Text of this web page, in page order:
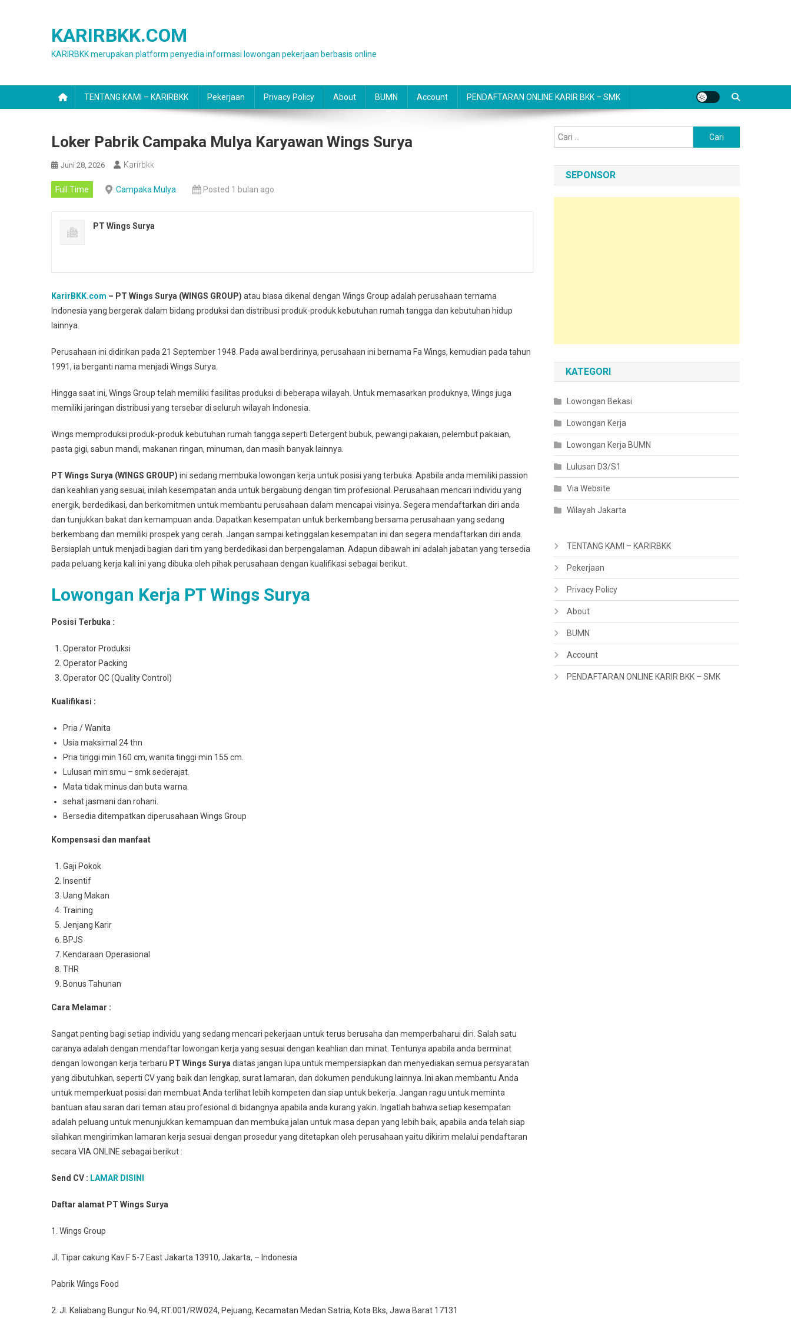
KARIRBKK.COM
KARIRBKK merupakan platform penyedia informasi lowongan pekerjaan berbasis online
TENTANG KAMI – KARIRBKK Pekerjaan Privacy Policy About BUMN Account PENDAFTARAN ONLINE KARIR BKK – SMK
Loker Pabrik Campaka Mulya Karyawan Wings Surya
Juni 28, 2026 Karirbkk
Full Time Campaka Mulya Posted 1 bulan ago
PT Wings Surya
KarirBKK.com – PT Wings Surya (WINGS GROUP) atau biasa dikenal dengan Wings Group adalah perusahaan ternama
Indonesia yang bergerak dalam bidang produksi dan distribusi produk-produk kebutuhan rumah tangga dan kebutuhan hidup
lainnya.
Perusahaan ini didirikan pada 21 September 1948. Pada awal berdirinya, perusahaan ini bernama Fa Wings, kemudian pada tahun
1991, ia berganti nama menjadi Wings Surya.
Hingga saat ini, Wings Group telah memiliki fasilitas produksi di beberapa wilayah. Untuk memasarkan produknya, Wings juga
memiliki jaringan distribusi yang tersebar di seluruh wilayah Indonesia.
Wings memproduksi produk-produk kebutuhan rumah tangga seperti Detergent bubuk, pewangi pakaian, pelembut pakaian,
pasta gigi, sabun mandi, makanan ringan, minuman, dan masih banyak lainnya.
PT Wings Surya (WINGS GROUP) ini sedang membuka lowongan kerja untuk posisi yang terbuka. Apabila anda memiliki passion
dan keahlian yang sesuai, inilah kesempatan anda untuk bergabung dengan tim profesional. Perusahaan mencari individu yang
energik, berdedikasi, dan berkomitmen untuk membantu perusahaan dalam mencapai visinya. Segera mendaftarkan diri anda
dan tunjukkan bakat dan kemampuan anda. Dapatkan kesempatan untuk berkembang bersama perusahaan yang sedang
berkembang dan memiliki prospek yang cerah. Jangan sampai ketinggalan kesempatan ini dan segera mendaftarkan diri anda.
Bersiaplah untuk menjadi bagian dari tim yang berdedikasi dan berpengalaman. Adapun dibawah ini adalah jabatan yang tersedia
pada peluang kerja kali ini yang dibuka oleh pihak perusahaan dengan kualifikasi sebagai berikut.
Lowongan Kerja PT Wings Surya
Posisi Terbuka :
Operator Produksi
Operator Packing
Operator QC (Quality Control)
Kualifikasi :
Pria / Wanita
Usia maksimal 24 thn
Pria tinggi min 160 cm, wanita tinggi min 155 cm.
Lulusan min smu – smk sederajat.
Mata tidak minus dan buta warna.
sehat jasmani dan rohani.
Bersedia ditempatkan diperusahaan Wings Group
Kompensasi dan manfaat
Gaji Pokok
Insentif
Uang Makan
Training
Jenjang Karir
BPJS
Kendaraan Operasional
THR
Bonus Tahunan
Cara Melamar :
Sangat penting bagi setiap individu yang sedang mencari pekerjaan untuk terus berusaha dan memperbaharui diri. Salah satu
caranya adalah dengan mendaftar lowongan kerja yang sesuai dengan keahlian dan minat. Tentunya apabila anda berminat
dengan lowongan kerja terbaru PT Wings Surya diatas jangan lupa untuk mempersiapkan dan menyediakan semua persyaratan
yang dibutuhkan, seperti CV yang baik dan lengkap, surat lamaran, dan dokumen pendukung lainnya. Ini akan membantu Anda
untuk memperkuat posisi dan membuat Anda terlihat lebih kompeten dan siap untuk bekerja. Jangan ragu untuk meminta
bantuan atau saran dari teman atau profesional di bidangnya apabila anda kurang yakin. Ingatlah bahwa setiap kesempatan
adalah peluang untuk menunjukkan kemampuan dan membuka jalan untuk masa depan yang lebih baik, apabila anda telah siap
silahkan mengirimkan lamaran kerja sesuai dengan prosedur yang ditetapkan oleh perusahaan yaitu dikirim melalui pendaftaran
secara VIA ONLINE sebagai berikut :
Send CV : LAMAR DISINI
Daftar alamat PT Wings Surya
1. Wings Group
Jl. Tipar cakung Kav.F 5-7 East Jakarta 13910, Jakarta, – Indonesia
Pabrik Wings Food
2. Jl. Kaliabang Bungur No.94, RT.001/RW.024, Pejuang, Kecamatan Medan Satria, Kota Bks, Jawa Barat 17131
untuk:
SEPONSOR
KATEGORI
Lowongan Bekasi
Lowongan Kerja
Lowongan Kerja BUMN
Lulusan D3/S1
Via Website
Wilayah Jakarta
TENTANG KAMI – KARIRBKK
Pekerjaan
Privacy Policy
About
BUMN
Account
PENDAFTARAN ONLINE KARIR BKK – SMK